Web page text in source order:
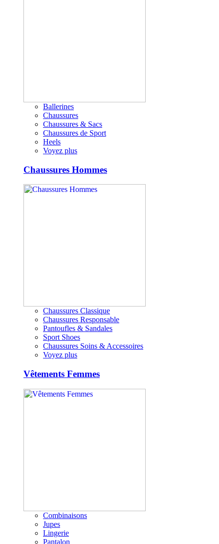
Ballerines
Chaussures
Chaussures & Sacs
Chaussures de Sport
Heels
Voyez plus
Chaussures Hommes
Chaussures Classique
Chaussures Responsable
Pantoufles & Sandales
Sport Shoes
Chaussures Soins & Accessoires
Voyez plus
Vêtements Femmes
Combinaisons
Jupes
Lingerie
Pantalon